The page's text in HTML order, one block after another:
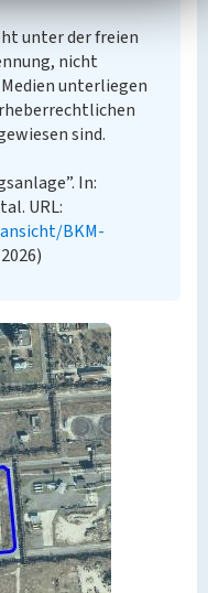
unter der freien
nicht
unterliegen
sind.
In:
URL:
BKM-